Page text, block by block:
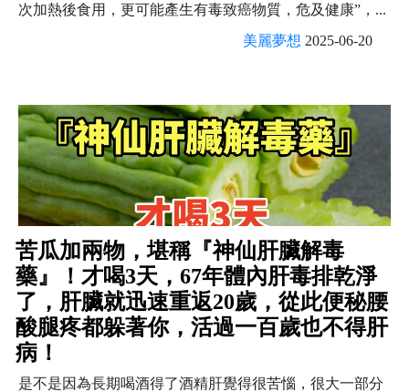
次加熱後食用，更可能產生有毒致癌物質，危及健康”，...
美麗夢想 2025-06-20
苦瓜加兩物，堪稱『神仙肝臟解毒
藥』！才喝3天，67年體內肝毒排乾淨
了，肝臟就迅速重返20歲，從此便秘腰
酸腿疼都躲著你，活過一百歲也不得肝
病！
是不是因為長期喝酒得了酒精肝覺得很苦惱，很大一部分